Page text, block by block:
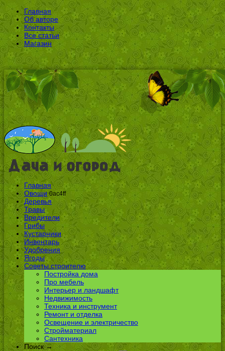
Главная
Об авторе
Контакты
Все статьи
Магазин
Главная
Овощи 0ac4ff
Деревья
Травы
Вредители
Грибы
Кустарники
Инвентарь
Удобрения
Ягоды
Советы строителю
Постройка дома
Про мебель
Интерьер и ландшафт
Недвижимость
Техника и инструмент
Ремонт и отделка
Освещение и электричество
Стройматериал
Сантехника
Поиск →